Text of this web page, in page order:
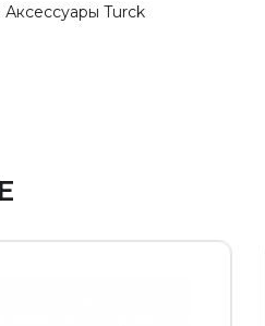
Аксессуары Turck